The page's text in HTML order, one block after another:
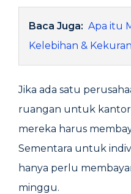
Baca Juga: Apa itu
Kelebihan &
Jika ada satu
ruangan untuk
mereka harus
Sementara untuk
hanya perlu
minggu.